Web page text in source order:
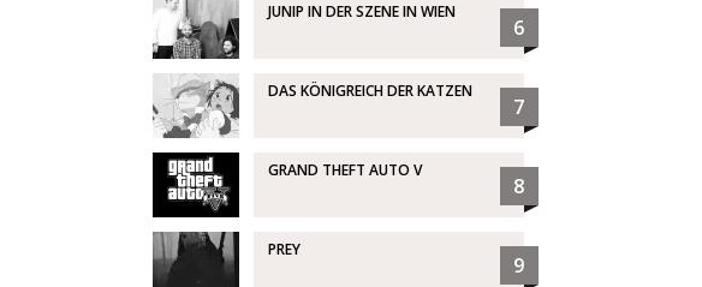
JUNIP IN DER SZENE IN WIEN
6
DAS KÖNIGREICH DER KATZEN
7
GRAND THEFT AUTO V
8
PREY
9